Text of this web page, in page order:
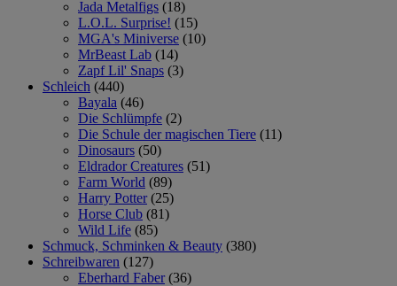
Jada Metalfigs (18)
L.O.L. Surprise! (15)
MGA's Miniverse (10)
MrBeast Lab (14)
Zapf Lil' Snaps (3)
Schleich (440)
Bayala (46)
Die Schlümpfe (2)
Die Schule der magischen Tiere (11)
Dinosaurs (50)
Eldrador Creatures (51)
Farm World (89)
Harry Potter (25)
Horse Club (81)
Wild Life (85)
Schmuck, Schminken & Beauty (380)
Schreibwaren (127)
Eberhard Faber (36)